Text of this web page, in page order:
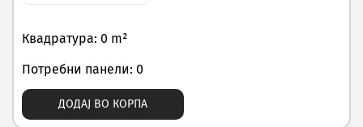
Квадратура: 0 m²
Потребни панели: 0
ДОДАЈ ВО КОРПА